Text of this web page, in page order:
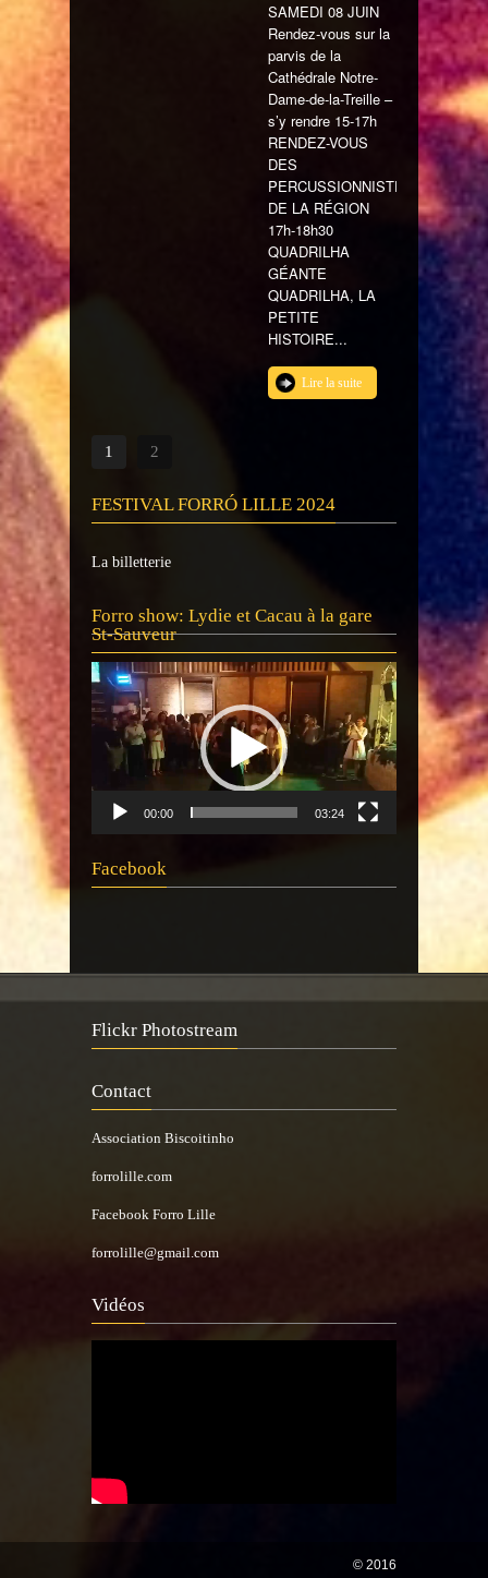
SAMEDI 08 JUIN
Rendez-vous sur la
parvis de la
Cathédrale Notre-
Dame-de-la-Treille –
s’y rendre 15-17h
RENDEZ-VOUS
DES
PERCUSSIONNISTES
DE LA RÉGION
17h-18h30
QUADRILHA
GÉANTE
QUADRILHA, LA
PETITE
HISTOIRE...
Lire la suite
1 2
FESTIVAL FORRÓ LILLE 2024
La billetterie
Forro show: Lydie et Cacau à la gare
St-Sauveur
Lecteur
vidéo
00:00 03:24
Facebook
Flickr Photostream
Contact
Association Biscoitinho
forrolille.com
Facebook Forro Lille
forrolille@gmail.com
Vidéos
© 2016